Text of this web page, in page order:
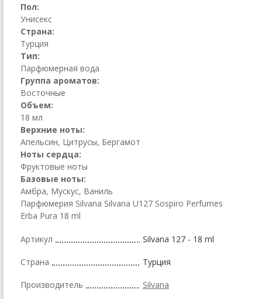
Пол:
Унисекс
Страна:
Турция
Тип:
Парфюмерная вода
Группа ароматов:
Восточные
Объем:
18 мл
Верхние ноты:
Апельсин, Цитрусы, Бергамот
Ноты сердца:
Фруктовые ноты
Базовые ноты:
Амбра, Мускус, Ваниль
Парфюмерия Silvana Silvana U127 Sospiro Perfumes
Erba Pura 18 ml
Артикул Silvana 127 - 18 ml
Страна Турция
Производитель Silvana